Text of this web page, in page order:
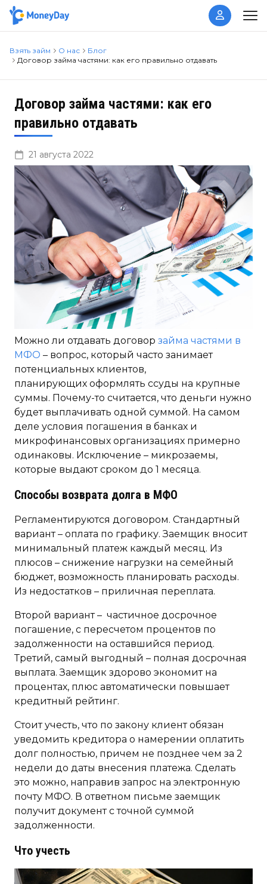
Взять займ О нас
Блог
Договор займа частями: как его правильно отдавать
Договор займа частями: как его
правильно отдавать
21 августа 2022
Можно ли отдавать договор займа частями в
МФО – вопрос, который часто занимает
потенциальных клиентов,
планирующих оформлять ссуды на крупные
суммы. Почему-то считается, что деньги нужно
будет выплачивать одной суммой. На самом
деле условия погашения в банках и
микрофинансовых организациях примерно
одинаковы. Исключение – микрозаемы,
которые выдают сроком до 1 месяца.
Способы возврата долга в МФО
Регламентируются договором. Стандартный
вариант – оплата по графику. Заемщик вносит
минимальный платеж каждый месяц. Из
плюсов – снижение нагрузки на семейный
бюджет, возможность планировать расходы.
Из недостатков – приличная переплата.
Второй вариант – частичное досрочное
погашение, с пересчетом процентов по
задолженности на оставшийся период.
Третий, самый выгодный – полная досрочная
выплата. Заемщик здорово экономит на
процентах, плюс автоматически повышает
кредитный рейтинг.
Стоит учесть, что по закону клиент обязан
уведомить кредитора о намерении оплатить
долг полностью, причем не позднее чем за 2
недели до даты внесения платежа. Сделать
это можно, направив запрос на электронную
почту МФО. В ответном письме заемщик
получит документ с точной суммой
задолженности.
Что учесть